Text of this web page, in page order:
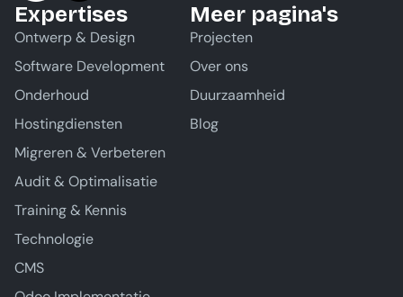
Expertises
Ontwerp & Design
Software Development
Onderhoud
Hostingdiensten
Migreren & Verbeteren
Audit & Optimalisatie
Training & Kennis
Technologie
CMS
Meer pagina's
Projecten
Over ons
Duurzaamheid
Blog